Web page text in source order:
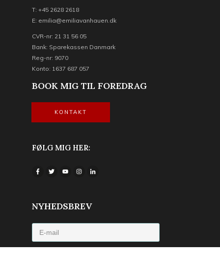
T: +45 2628 2618
E: emilia@emiliavanhauen.dk
CVR-nr: 21 31 56 05
Bank: Sparekassen Danmark
Reg-nr: 9070
Konto: 1637 687 057
BOOK MIG TIL FOREDRAG
KONTAKT
FØLG MIG HER:
NYHEDSBREV